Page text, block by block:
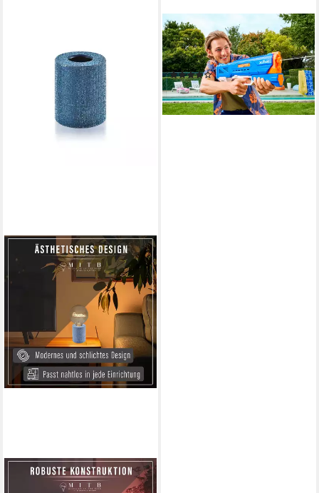
FITZ ART & LIGHT GMBH & CO.
ZURU
Wasserpistole Wasserblaster,
X-Shot Hydra Pulse
(3)
ab 29,64 €
leider ausverkauft